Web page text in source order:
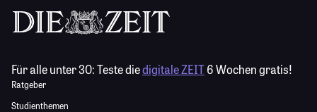
Für alle unter 30:Teste diedigitale ZEIT6 Wochen gratis!
Ratgeber
Studienthemen